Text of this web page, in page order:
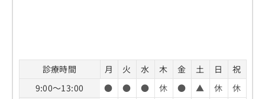
診療時間 月 火 水 木 金 土 日
祝
9:00～13:00
● ● ● 休 ● ▲ 休
休